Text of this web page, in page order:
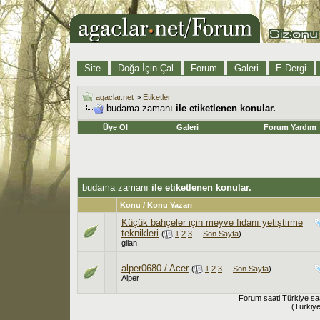
Site Doğa İçin Çal Forum Galeri E-Dergi
agaclar.net > Etiketler
budama zamanı ile etiketlenen konular.
Üye Ol Galeri Forum Yardım
budama zamanı ile etiketlenen konular.
Konu / Konu Yazarı
Küçük bahçeler için meyve fidanı yetiştirme
teknikleri ( 1 2 3 Son Sayfa)
gilan
alper0680 / Acer ( 1 2 3 Son Sayfa)
Alper
Forum saati Türkiye